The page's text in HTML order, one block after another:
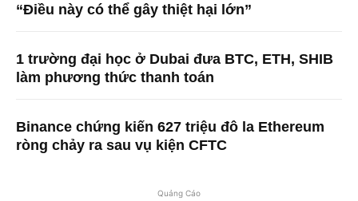
“Điều này có thể gây thiệt hại lớn”
1 trường đại học ở Dubai đưa BTC, ETH, SHIB
làm phương thức thanh toán
Binance chứng kiến ​​627 triệu đô la Ethereum
ròng chảy ra sau vụ kiện CFTC
Quảng Cáo